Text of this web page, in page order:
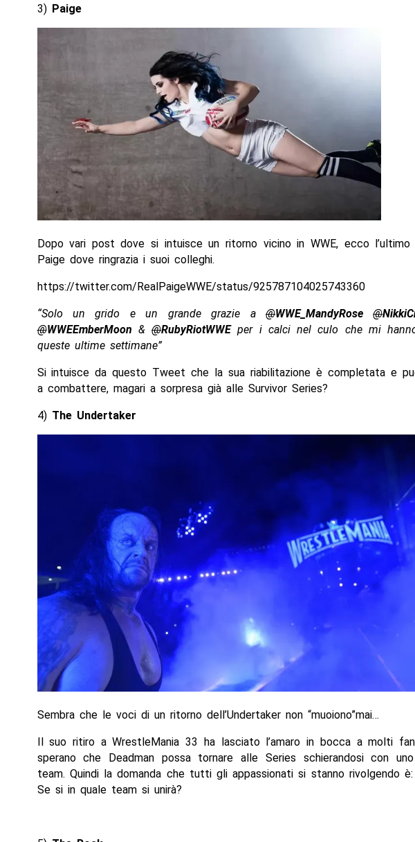
3) Paige
Dopo vari post dove si intuisce un ritorno vicino in WWE, ecco
Paige dove ringrazia i suoi colleghi.
https://twitter.com/RealPaigeWWE/status/925787104025743360
“Solo un grido e un grande grazie a@WWE_MandyRose @
@WWEEmberMoon &@RubyRiotWWEper i calci nel culo che mi
queste ultime settimane”
Si intuisce da questo Tweet che la sua riabilitazione è completata e
a combattere, magari a sorpresa già alle Survivor Series?
4) The Undertaker
Sembra che le voci di un ritorno dell’Undertaker non “muoiono”mai…
Il suo ritiro a WrestleMania 33 ha lasciato l’amaro in bocca a molti
sperano che Deadman possa tornare alle Series schierandosi con
team. Quindi la domanda che tutti gli appassionati si stanno rivolgendo è:
Se si in quale team si unirà?